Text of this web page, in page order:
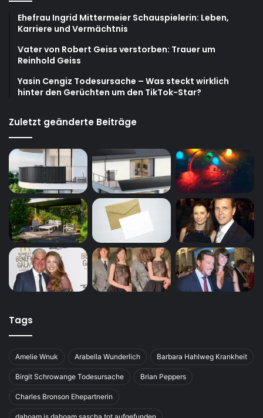
Ehefrau Ingrid Mittermeier Schauspielerin: Leben,
Karriere und Vermächtnis
Vater von Robert Geiss verstorben: Trauer um
Reinhold Geiss
Yasin Cengiz Todesursache – Was steckt wirklich
hinter den Gerüchten um den TikTok-Star?
Zuletzt geänderte Beiträge
Tags
Amelie Wnuk Arabella Wunderlich Barbara Hahlweg Krankheit
Birgit Schrowange Todesursache Brian Peppers
Charles Bronson Ehepartnerin